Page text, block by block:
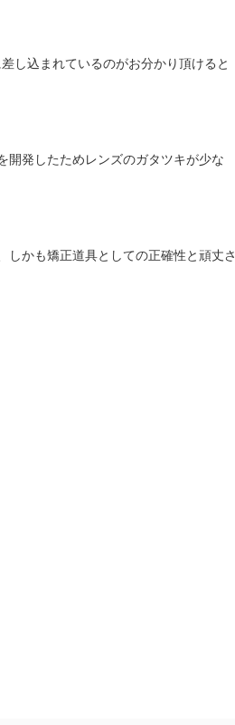
し込まれているのがお分かり頂けると
開発したためレンズのガタツキが少な
かも矯正道具としての正確性と頑丈さ